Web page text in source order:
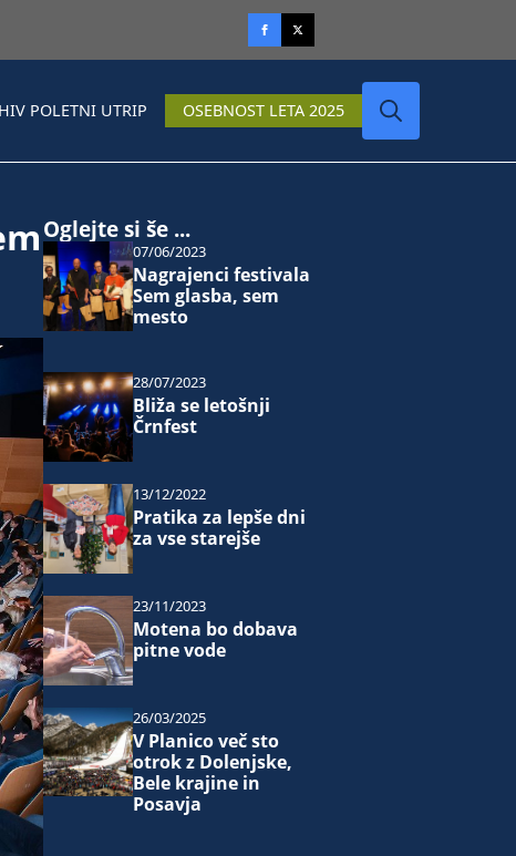
POLETNI UTRIP OSEBNOST LETA 2025
Oglejte si še ...
Nagrajenci festivala
Sem glasba, sem
mesto
07/06/2023
Bliža se letošnji
Črnfest
28/07/2023
Pratika za lepše dni
za vse starejše
13/12/2022
Motena bo dobava
pitne vode
23/11/2023
V Planico več sto
otrok z Dolenjske,
Bele krajine in
Posavja
26/03/2025